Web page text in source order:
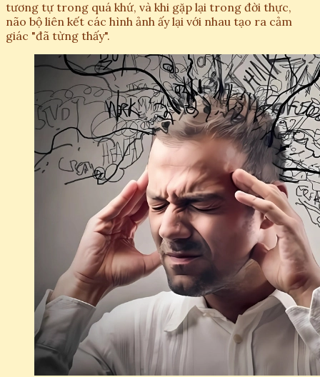
tương tự trong quá khứ, và khi gặp lại trong đời thực,
não bộ liên kết các hình ảnh ấy lại với nhau tạo ra cảm
giác "đã từng thấy".